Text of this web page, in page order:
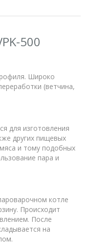
500
Широко
(ветчина,
для изготовления
других пищевых
и тому подобных
пара и
котле
Происходит
После
на